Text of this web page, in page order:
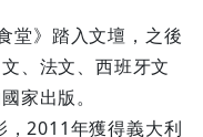
堂》踏入文壇，之後
、法文、西班牙文
家出版。
2011年獲得義大利